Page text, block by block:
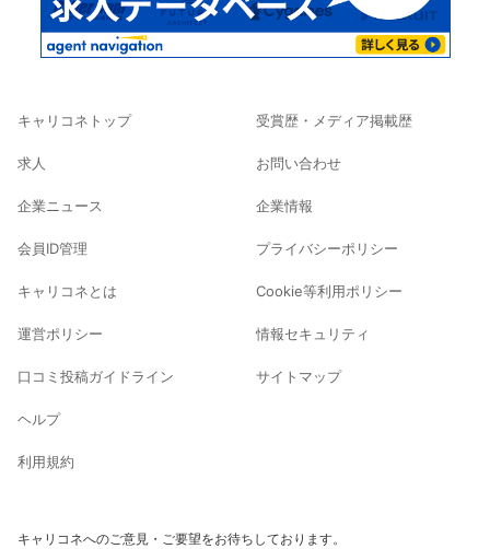
キャリコネトップ
求人
企業ニュース
会員ID管理
キャリコネとは
運営ポリシー
口コミ投稿ガイドライン
ヘルプ
利用規約
受賞歴・メディア掲載歴
お問い合わせ
企業情報
プライバシーポリシー
Cookie等利用ポリシー
情報セキュリティ
サイトマップ
キャリコネへのご意見・ご要望をお待ちしております。